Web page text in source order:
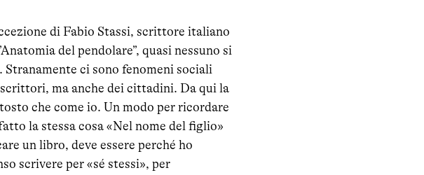
di Fabio Stassi, scrittore italiano
del pendolare”, quasi nessuno si
ci sono fenomeni sociali
ma anche dei cittadini. Da qui la
che come io. Un modo per ricordare
la stessa cosa «Nel nome del figlio»
un libro, deve essere perché ho
scrivere per «sé stessi», per